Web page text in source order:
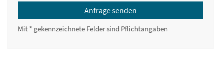
Anfrage senden
Mit * gekennzeichnete Felder sind Pflichtangaben